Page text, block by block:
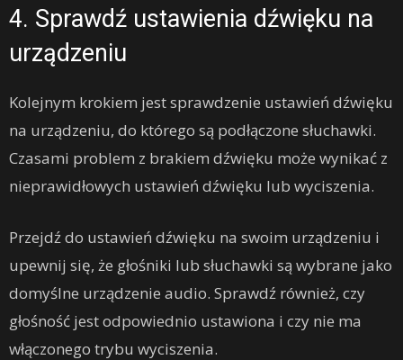
4. Sprawdź ustawienia dźwięku na
urządzeniu
Kolejnym krokiem jest sprawdzenie ustawień dźwięku
na urządzeniu, do którego są podłączone słuchawki.
Czasami problem z brakiem dźwięku może wynikać z
nieprawidłowych ustawień dźwięku lub wyciszenia.
Przejdź do ustawień dźwięku na swoim urządzeniu i
upewnij się, że głośniki lub słuchawki są wybrane jako
domyślne urządzenie audio. Sprawdź również, czy
głośność jest odpowiednio ustawiona i czy nie ma
włączonego trybu wyciszenia.